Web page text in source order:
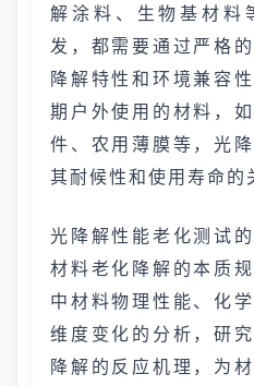
解涂料、生物基材料
发，都需要通过严格
降解特性和环境兼容
期户外使用的材料，
件、农用薄膜等，光
其耐候性和使用寿命的
光降解性能老化测试
材料老化降解的本质
中材料物理性能、化
维度变化的分析，研
降解的反应机理，为